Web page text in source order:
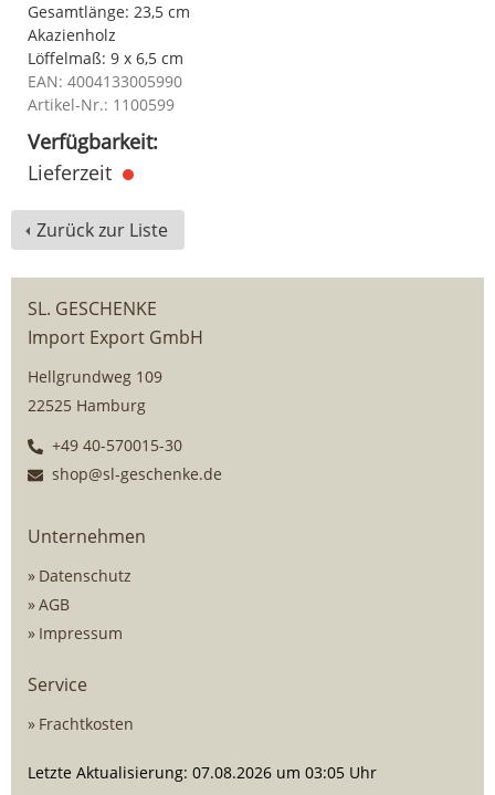
Gesamtlänge: 23,5 cm
Akazienholz
Löffelmaß: 9 x 6,5 cm
EAN: 4004133005990
Artikel-Nr.: 1100599
Verfügbarkeit:
Lieferzeit
Zurück zur Liste
SL. GESCHENKE
Import Export GmbH
Hellgrundweg 109
22525 Hamburg
+49 40-570015-30
shop@sl-geschenke.de
Unternehmen
Datenschutz
AGB
Impressum
Service
Frachtkosten
Letzte Aktualisierung: 07.08.2026 um 03:05 Uhr